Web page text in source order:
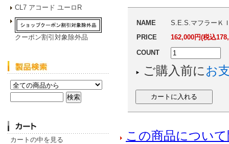
CL7 アコード ユーロR
クーポン割引対象除外品
カートの中を見る
NAME
S.E.S.マフラーＫ
PRICE
162,000円(税込
COUNT
ご購入前に お
この商品につい